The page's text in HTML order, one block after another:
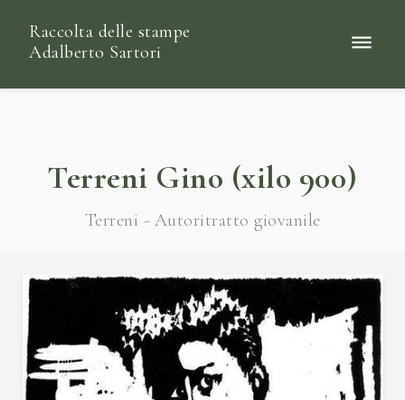
Raccolta delle stampe
Adalberto Sartori
Terreni Gino (xilo 900)
Terreni - Autoritratto giovanile